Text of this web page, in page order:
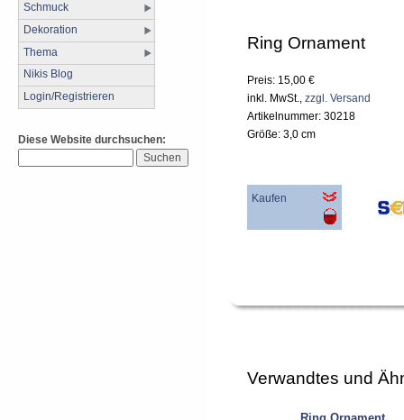
Schmuck
Dekoration
Thema
Nikis Blog
Login/Registrieren
Diese Website durchsuchen:
Ring Ornament
Preis: 15,00 €
inkl. MwSt., zzgl. Versand
Artikelnummer: 30218
Größe: 3,0 cm
Kaufen
Verwandtes und